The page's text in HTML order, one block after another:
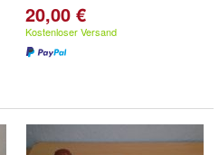
20,00 €
Kostenloser Versand